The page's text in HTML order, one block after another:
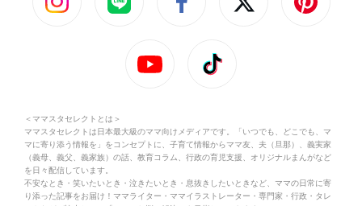
＜ママスタセレクトとは＞
ママスタセレクトは日本最大級のママ向けメディアです。「いつでも、どこでも、マ
マに寄り添う情報を」をコンセプトに、子育て情報からママ友、夫（旦那）、義実家
（義母、義父、義家族）の話、教育コラム、行政の育児支援、オリジナルまんがなど
を日々配信しています。
不安なとき・笑いたいとき・泣きたいとき・息抜きしたいときなど、ママの日常に寄
り添った記事をお届け！ママライター・ママイラストレーター・専門家・行政・タレ